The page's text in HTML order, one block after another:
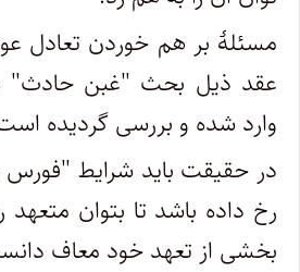
مسئلۀ بر هم خوردن تعادل
عقد ذیل بحث "غبن حادث"
وارد شده و بررسی گردیده
در حقیقت باید شرایط "فورس
رخ داده باشد تا بتوان متعهد
بخشی از تعهد خود معاف